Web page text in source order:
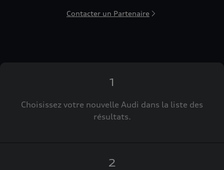
Contacter un Partenaire
1
Choisissez votre nouvelle Audi dans la liste des
résultats.
2